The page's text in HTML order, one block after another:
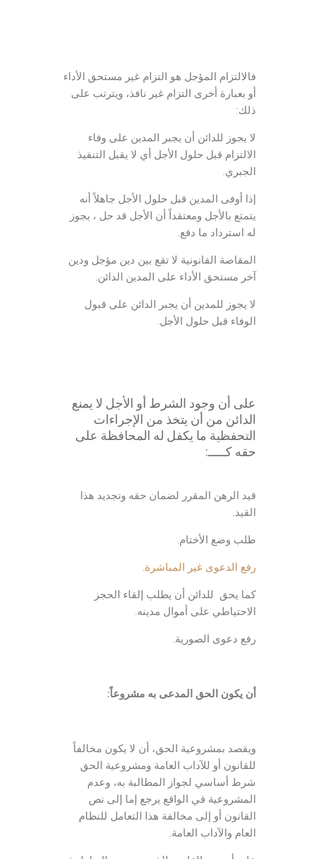
فالالتزام المؤجل هو التزام غير مستحق الأداء
أو بعبارة أخرى التزام غير نافذ، ويترتب على
ذلك:
لا يجوز للدائن أن يجبر المدين على وفاء
الالتزام قبل حلول الأجل أي لا يقبل التنفيذ
الجبري.
إذا أوفى المدين قبل حلول الأجل جاهلاً أنه
يتمتع بالأجل ومعتقداً أن الأجل قد حل ، يجوز
له استرداد ما دفع.
المقاصة القانونية لا تقع بين دين مؤجل ودين
آخر مستحق الأداء على المدين الدائن.
لا يجوز للمدين أن يجبر الدائن على قبول
الوفاء قبل حلول الأجل.
على أن وجود الشرط أو الأجل لا يمنع
الدائن من أن يتخذ من الإجراءات
التحفظية ما يكفل له المحافظة على
حقه كـــــ:
قيد الرهن المقرر لضمان حقه وتجديد هذا
القيد.
طلب وضع الأختام.
رفع الدعوى غير المباشرة.
كما يحق للدائن أن يطلب إلقاء الحجز
الاحتياطي على أموال مدينه.
رفع دعوى الصورية.
أن يكون الحق المدعى به مشروعاً:
ويقصد بمشروعية الحق، أن لا يكون مخالفاً
للقانون أو للآداب العامة ومشروعية الحق
شرط أساسي لجواز المطالبة به، وعدم
المشروعية في الواقع يرجع إما إلى نص
القانون أو إلى مخالفة هذا التعامل للنظام
العام والآداب العامة.